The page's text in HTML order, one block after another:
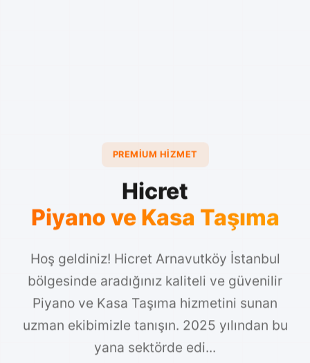
PREMIUM HIZMET
Hicret
Piyano ve Kasa Taşıma
Hoş geldiniz! Hicret Arnavutköy İstanbul
bölgesinde aradığınız kaliteli ve güvenilir
Piyano ve Kasa Taşıma hizmetini sunan
uzman ekibimizle tanışın. 2025 yılından bu
yana sektörde edi...